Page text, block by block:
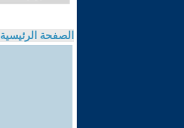
الصفحة الرئيسية